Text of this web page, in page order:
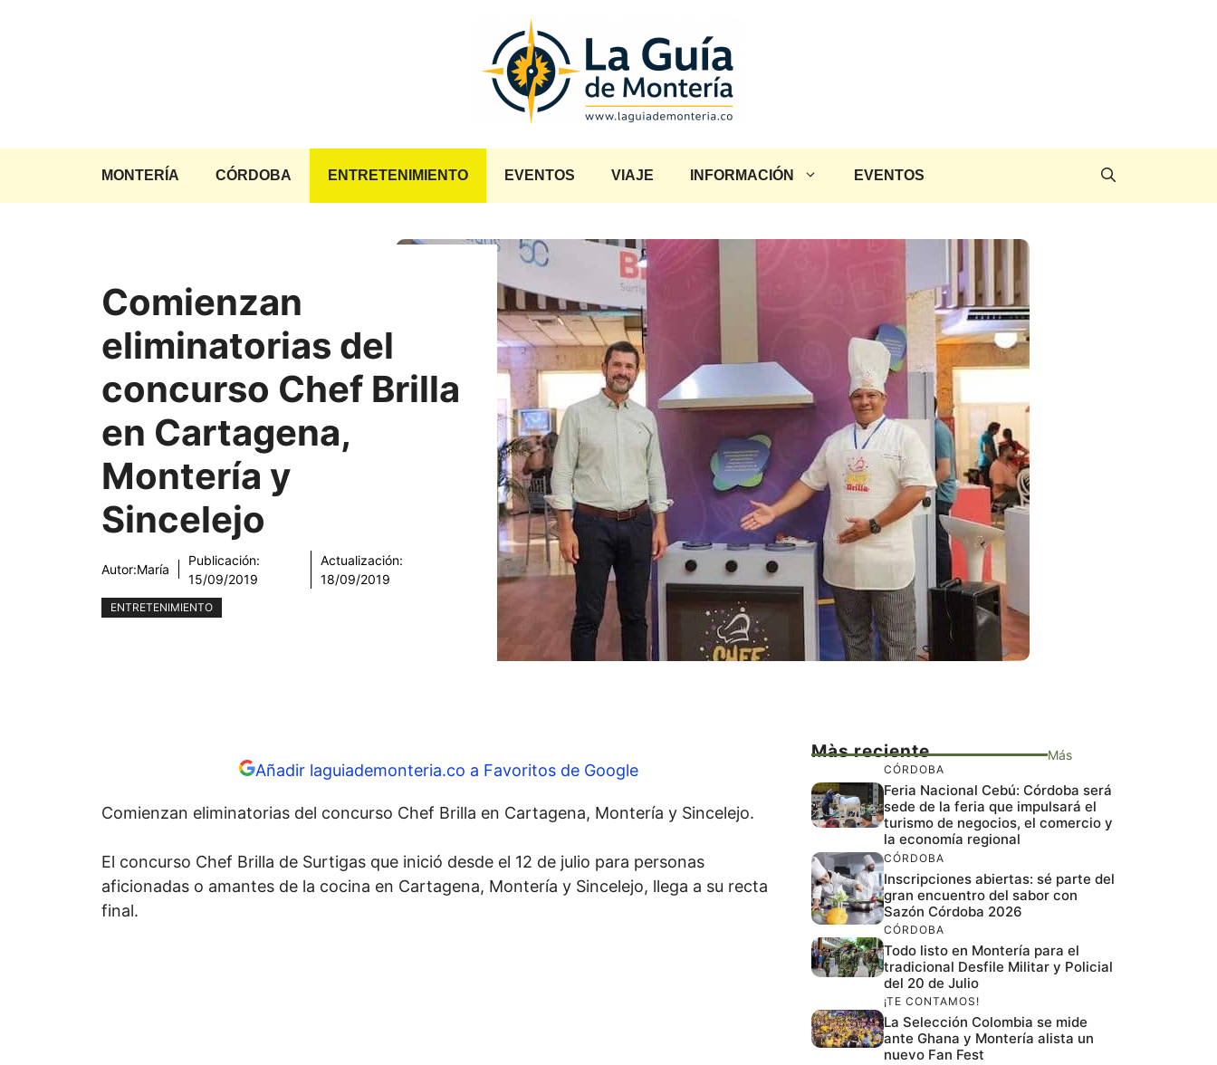
MONTERÍA CÓRDOBA ENTRETENIMIENTO EVENTOS VIAJE INFORMACIÓN EVENTOS
Comienzan
eliminatorias del
concurso Chef Brilla
en Cartagena,
Montería y
Sincelejo
Autor:María
Publicación:
15/09/2019
Actualización:
18/09/2019
ENTRETENIMIENTO
Añadir laguiademonteria.co a Favoritos de Google
Comienzan eliminatorias del concurso Chef Brilla en Cartagena, Montería y Sincelejo.
El concurso Chef Brilla de Surtigas que inició desde el 12 de julio para personas
aficionadas o amantes de la cocina en Cartagena, Montería y Sincelejo, llega a su recta
final.
Màs reciente Más
CÓRDOBA
Feria Nacional Cebú: Córdoba será
sede de la feria que impulsará el
turismo de negocios, el comercio y
la economía regional
CÓRDOBA
Inscripciones abiertas: sé parte del
gran encuentro del sabor con
Sazón Córdoba 2026
CÓRDOBA
Todo listo en Montería para el
tradicional Desfile Militar y Policial
del 20 de Julio
¡TE CONTAMOS!
La Selección Colombia se mide
ante Ghana y Montería alista un
nuevo Fan Fest